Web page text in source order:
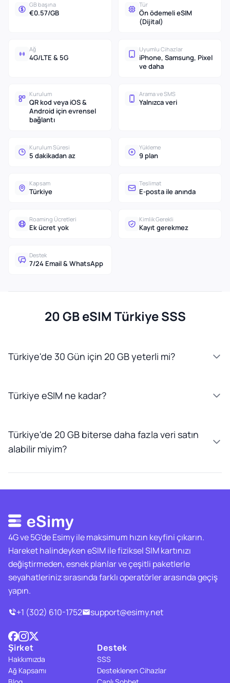
GB başına
€0.57/GB
Tür
Ön ödemeli eSIM
(Dijital)
Ağ
4G/LTE & 5G
Uyumlu Cihazlar
iPhone, Samsung, Pixel
ve daha
Kurulum
QR kod veya iOS &
Android için evrensel
bağlantı
Arama ve SMS
Yalnızca veri
Kurulum Süresi
5 dakikadan az
Yükleme
9 plan
Kapsam
Türkiye
Teslimat
E-posta ile anında
Roaming Ücretleri
Ek ücret yok
Kimlik Gerekli
Kayıt gerekmez
Destek
7/24 Email & WhatsApp
20 GB eSIM Türkiye SSS
Türkiye'de 30 Gün için 20 GB yeterli mi?
Türkiye eSIM ne kadar?
Türkiye'de 20 GB biterse daha fazla veri satın
alabilir miyim?
4G ve 5G'de Esimy ile maksimum hızın keyfini çıkarın.
Hareket halindeyken eSIM ile fiziksel SIM kartınızı
değiştirmeden, esnek planlar ve çeşitli paketlerle
seyahatleriniz sırasında farklı operatörler arasında geçiş
yapın.
+1 (302) 610-1752
support@esimy.net
Şirket
Hakkımızda
Ağ Kapsamı
Destek
SSS
Desteklenen Cihazlar